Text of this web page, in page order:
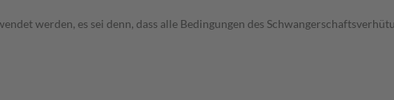
werden, es sei denn, dass alle Bedingungen des